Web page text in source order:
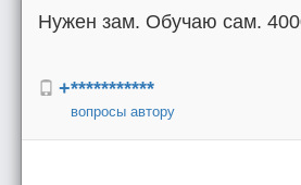
Нужен зам. Обучаю сам.
+***********
вопросы автору